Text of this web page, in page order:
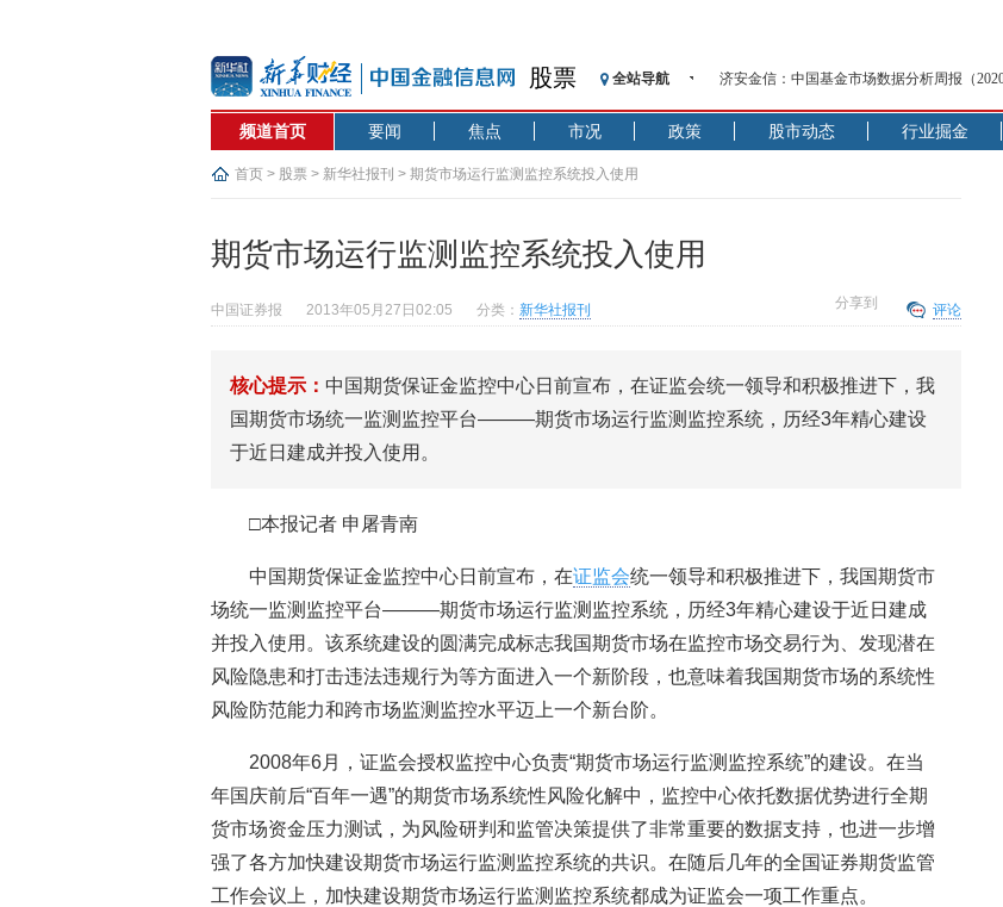
股票 全站导航
【见·闻】疫情下，新加坡旅游业步履维艰
记者手记：疫情下的香港零售业如何浴火重
【见·闻】疫情下一家香港传统零售商的转型
济安金信：中国基金市场数据分析周报（
央行公开市场净投放300亿元 短端资金利率
基本面及股市双轮冲击 债市回调十年期债表
恒生聚源：北斗收官之星发射成功，全产业
济安金信：中国基金市场数据分析周报（
频道首页 要闻 焦点 市况 政策 股市动态 行业掘金
首页 > 股票 > 新华社报刊 > 期货市场运行监测监控系统投入使用
期货市场运行监测监控系统投入使用
评论
分享到
中国证券报 2013年05月27日02:05 分类： 新华社报刊
核心提示： 中国期货保证金监控中心日前宣布，在证监会统一领导和积极推进下，我
国期货市场统一监测监控平台———期货市场运行监测监控系统，历经3年精心建设
于近日建成并投入使用。
□本报记者 申屠青南
中国期货保证金监控中心日前宣布，在证监会统一领导和积极推进下，我国期货市
场统一监测监控平台———期货市场运行监测监控系统，历经3年精心建设于近日建成
并投入使用。该系统建设的圆满完成标志我国期货市场在监控市场交易行为、发现潜在
风险隐患和打击违法违规行为等方面进入一个新阶段，也意味着我国期货市场的系统性
风险防范能力和跨市场监测监控水平迈上一个新台阶。
2008年6月，证监会授权监控中心负责“期货市场运行监测监控系统”的建设。在当
年国庆前后“百年一遇”的期货市场系统性风险化解中，监控中心依托数据优势进行全期
货市场资金压力测试，为风险研判和监管决策提供了非常重要的数据支持，也进一步增
强了各方加快建设期货市场运行监测监控系统的共识。在随后几年的全国证券期货监管
工作会议上，加快建设期货市场运行监测监控系统都成为证监会一项工作重点。